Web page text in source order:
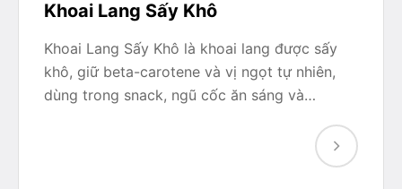
Khoai Lang Sấy Khô
Khoai Lang Sấy Khô là khoai lang được sấy
khô, giữ beta-carotene và vị ngọt tự nhiên,
dùng trong snack, ngũ cốc ăn sáng và…